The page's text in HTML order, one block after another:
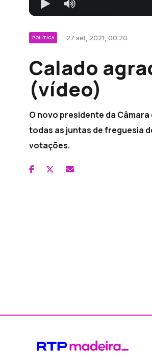
POLÍTICA 27 set, 2021, 00:20
Calado
(vídeo)
O novo presidente da
todas as juntas de freguesia
votações.